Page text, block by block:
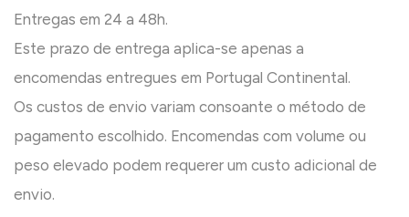
Entregas em 24 a 48h.
Este prazo de entrega aplica-se apenas a
encomendas entregues em Portugal Continental.
Os custos de envio variam consoante o método de
pagamento escolhido. Encomendas com volume ou
peso elevado podem requerer um custo adicional de
envio.